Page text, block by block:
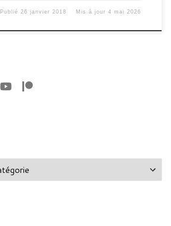
Publié26 janvier 2018 Mis à jour4 mai 2026